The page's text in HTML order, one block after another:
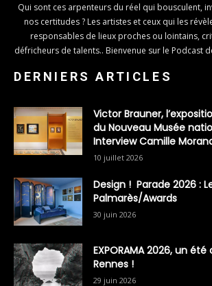
Qui sont ces arpenteurs du réel qui bousculent,
nos certitudes ? Les artistes et ceux qui les
responsables de lieux proches ou lointains,
défricheurs de talents.. Bienvenue sur le Podcast
DERNIERS ARTICLES
Victor Brauner,
du Nouveau Musée
Interview Camille
10 juillet 2026
Design ! Parade 2026 :
Palmarès/Awards
30 juin 2026
EXPORAMA 2026, un
Rennes !
29 juin 2026